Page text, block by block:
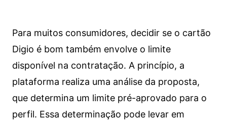
Para muitos consumidores, decidir se o cartão
Digio é bom também envolve o limite
disponível na contratação. A princípio, a
plataforma realiza uma análise da proposta,
que determina um limite pré-aprovado para o
perfil. Essa determinação pode levar em